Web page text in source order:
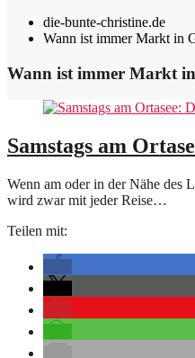
die-bunte-christine.de
Wann ist immer Markt in
Wann ist immer Markt
Samstags am
Wenn am oder in der Nähe des
wird zwar mit jeder Reise…
Teilen mit: